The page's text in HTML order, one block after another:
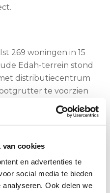
van cookies
en advertenties te
social media te bieden
Ook delen we
269 woningen in 15
Edah-terrein stond
distributiecentrum
te voorzien
is dat Edah is
door vier Friese
Vanaf 1917 was Edah
landelijke
verkoop van Edah in